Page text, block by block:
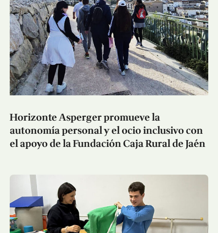
Horizonte Asperger promueve la
autonomía personal y el ocio inclusivo con
el apoyo de la Fundación Caja Rural de Jaén